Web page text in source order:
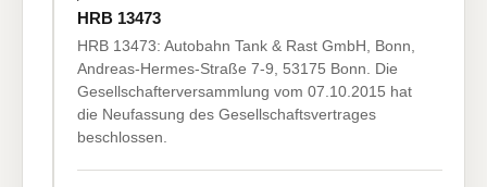
HRB 13473
HRB 13473: Autobahn Tank & Rast GmbH, Bonn,
Andreas-Hermes-Straße 7-9, 53175 Bonn. Die
Gesellschafterversammlung vom 07.10.2015 hat
die Neufassung des Gesellschaftsvertrages
beschlossen.